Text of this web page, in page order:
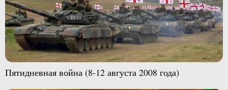
Пятидневная война (8-12 августа 2008 года)